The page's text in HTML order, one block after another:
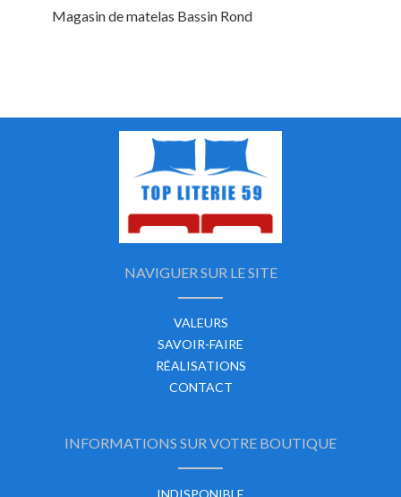
Magasin de matelas Bassin Rond
NAVIGUER SUR LE SITE
VALEURS
SAVOIR-FAIRE
RÉALISATIONS
CONTACT
INFORMATIONS SUR VOTRE BOUTIQUE
INDISPONIBLE